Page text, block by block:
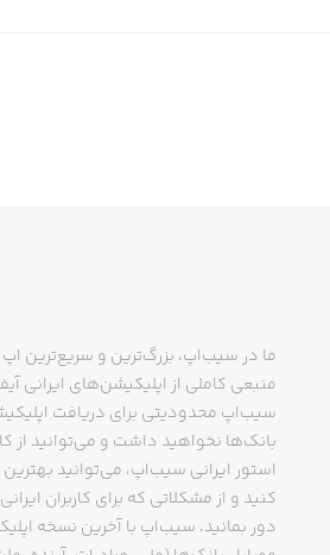
ما در سیب‌اپ، بزرگ‌ترین و سریع‌ترین
منبعی کاملی از اپلیکیشن‌های ایرانی
سیب‌اپ محدودیتی برای دریافت
بانک‌ها نخواهید داشت و می‌توانید از
استور ایرانی سیب‌اپ، می‌توانید بهترین
دور بمانید. سیب‌اپ با آخرین نسخه